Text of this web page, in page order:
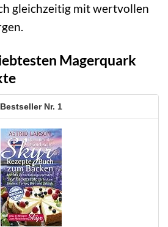
gleichzeitig mit wertvollen
Magerquark
1